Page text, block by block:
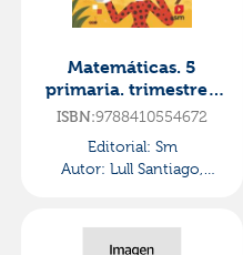
Matemáticas. 5
primaria. trimestres.
matices. comunidad
madrid·primaria.5ºcu
rso
ISBN:9788410554672
Editorial: Sm
Autor: Lull Santiago,